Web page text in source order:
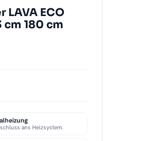
LAVA ECO
180 cm
ans Heizsystem.